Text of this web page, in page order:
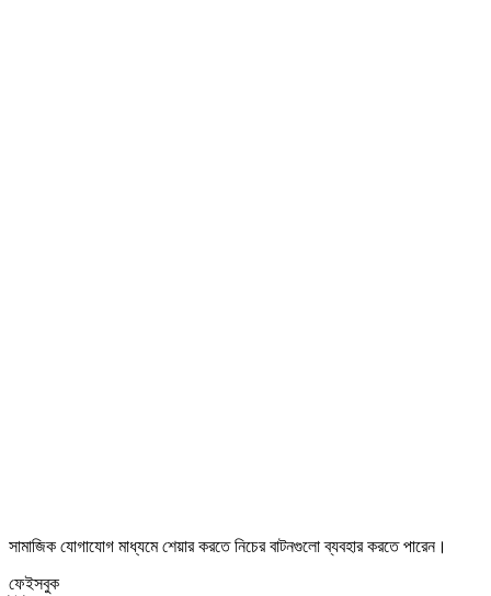
সামাজিক যোগাযোগ মাধ্যমে শেয়ার করতে নিচের বাটনগুলো ব্যবহার করতে পারেন।
ফেইসবুক